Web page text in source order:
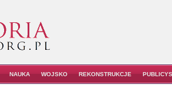
NAUKA WOJSKO REKONSTRUKCJE